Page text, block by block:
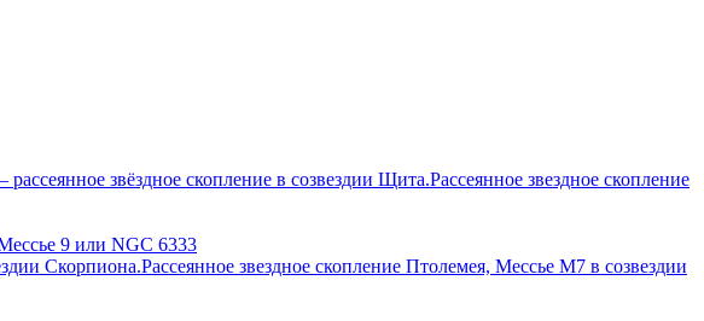
Рассеянное звездное скопление
9 или NGC 6333
Рассеянное звездное скопление Птолемея, Мессье М7 в созвездии